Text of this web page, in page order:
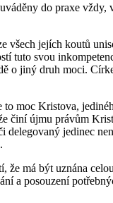
do praxe vždy,
všech jejích koutů
tuto svou
o jiný druh moci.
moc Kristova,
činí újmu právům
jedinec
že má být uznána
a posouzení